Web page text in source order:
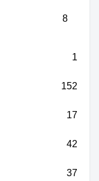
8
1
152
17
42
37